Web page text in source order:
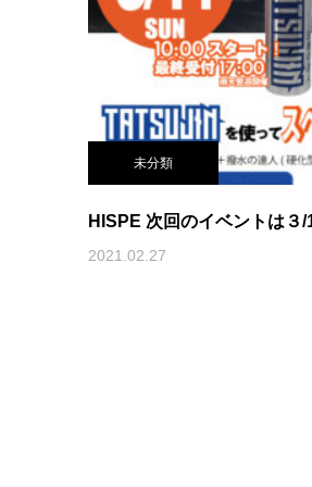
未分類
HISPE 次回のイベントは３/
2021.02.27